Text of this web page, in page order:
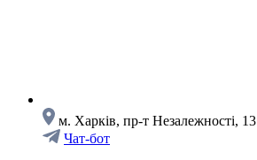
м. Харків, пр-т Незалежності, 13
Чат-бот